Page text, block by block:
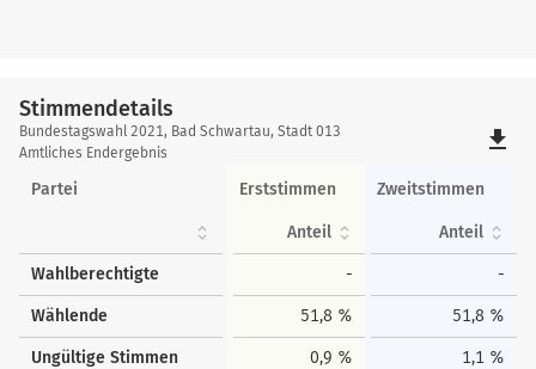
Stimmendetails
Stimmendetails
Bundestagswahl 2021, Bad Schwartau, Stadt 013
Amtliches Endergebnis
file_download
Partei Erststimmen Zweitstimmen
Anteil Anteil
Wahlberechtigte - -
Wählende 51,8 % 51,8 %
Ungültige Stimmen 0,9 % 1,1 %